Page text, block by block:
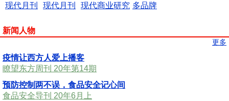
现代月刊
现代月刊 现代商业研究 多品牌
新闻人物
更多
疫情让西方人爱上播客
瞭望东方周刊 20年第14期
预防控制两不误，食品安全记心间
食品安全导刊 20年6月上